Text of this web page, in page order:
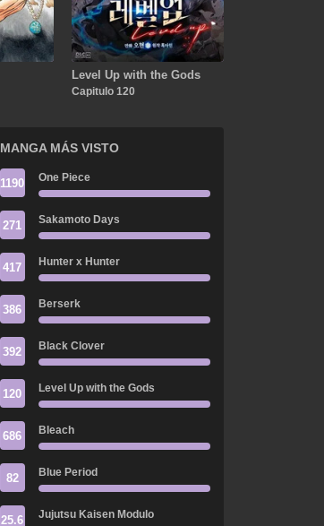
Level Up with the Gods
Capitulo 120
MANGA MÁS VISTO
1190 One Piece
271 Sakamoto Days
417 Hunter x Hunter
386 Berserk
392 Black Clover
120 Level Up with the Gods
686 Bleach
82 Blue Period
25.6 Jujutsu Kaisen Modulo